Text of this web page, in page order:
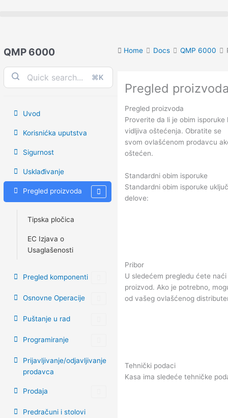
QMP 6000
⌘K
Uvod
Korisnićka uputstva
Sigurnost
Usklađivanje
Pregled proizvoda
Tipska pločica
EC Izjava o
Usaglašenosti
Pregled komponenti
Osnovne Operacije
Puštanje u rad
Programiranje
Prijavljivanje/odjavljivanje
prodavca
Prodaja
Predračuni i stolovi
Home Docs QMP 6000
Pregled
Pregled proizvoda
Proverite da li je obim
vidljiva oštećenja. Obratite se
svom ovlašćenom prodavcu
oštećen.
Standardni obim isporuke
Standardni obim isporuke
delove:
Pribor
U sledećem pregledu ćete
proizvod. Ako je potrebno,
od vašeg ovlašćenog
Tehnički podaci
Kasa ima sledeće tehničke
navigation